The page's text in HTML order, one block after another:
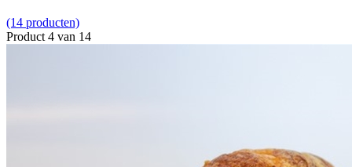
(14 producten)
Product 4 van 14